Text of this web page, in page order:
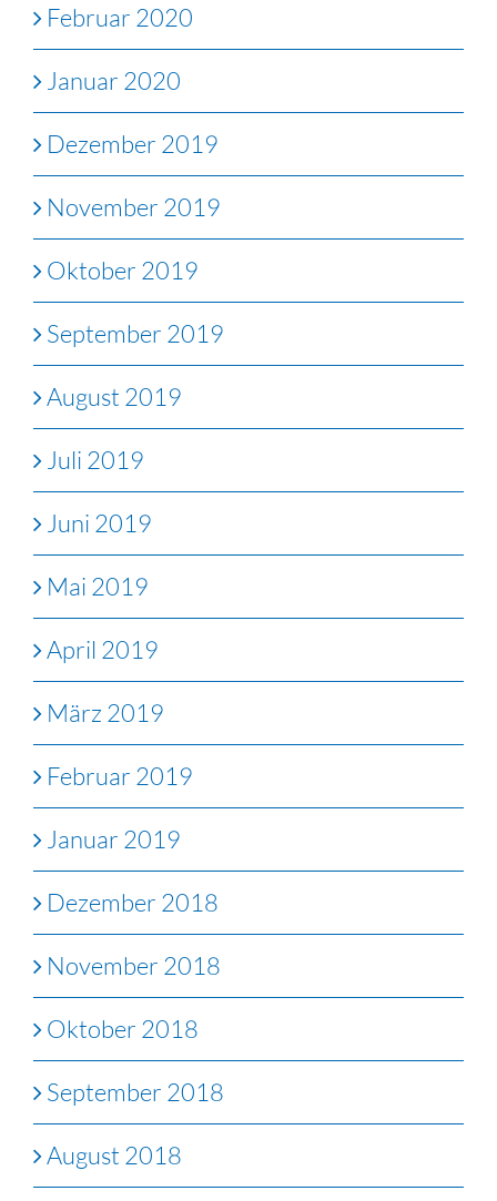
Februar 2020
Januar 2020
Dezember 2019
November 2019
Oktober 2019
September 2019
August 2019
Juli 2019
Juni 2019
Mai 2019
April 2019
März 2019
Februar 2019
Januar 2019
Dezember 2018
November 2018
Oktober 2018
September 2018
August 2018